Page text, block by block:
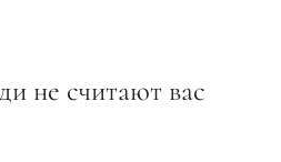
не считают вас